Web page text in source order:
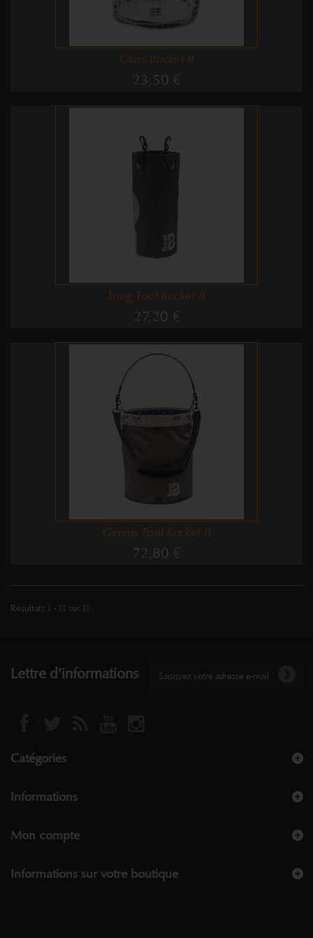
Glass Bucket II
23,50 €
Long Tool Bucket II
27,20 €
Genius Tool Bucket II
72,80 €
Résultats 1 - 11 sur 11.
Lettre d'informations
Catégories
Informations
Mon compte
Informations sur votre boutique